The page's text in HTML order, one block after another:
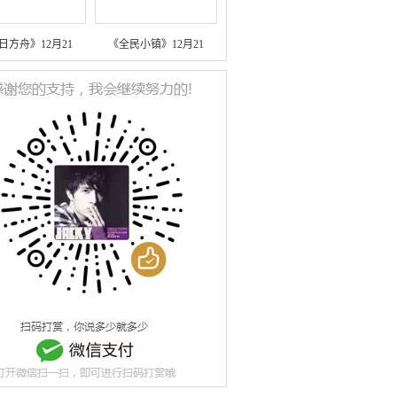
方舟》12月21 《全民小镇》12月21